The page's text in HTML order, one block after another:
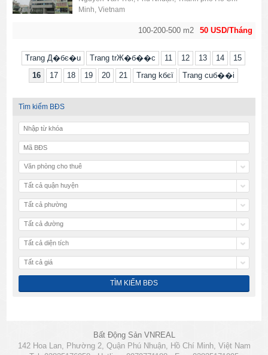
50 USD/Tháng
100-200-500 m2
Minh, Vietnam
Trang Д�бє�u Trang trЖ�б��c 11 12 13 14
15
16
17 18 19 20 21 Trang kбєї Trang cuб��i
Tìm kiếm BĐS
Văn phòng cho thuê
Tất cả quận huyện
Tất cả phường
Tất cả đường
Tất cả diện tích
Tất cả giá
Bất Động Sản VNREAL
142 Hoa Lan, Phường 2, Quận Phú Nhuận, Hồ Chí Minh, Việt Nam